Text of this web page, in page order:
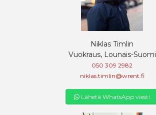
Niklas Timlin
Vuokraus, Lounais-Suomi
050 309 2982
niklas.timlin@wrent.fi
Lähetä WhatsApp viesti